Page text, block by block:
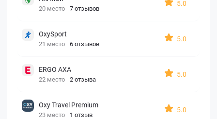
20 место 7 отзывов
5.0
OxySport
21 место 6 отзывов
5.0
ERGO AXA
22 место 2 отзыва
5.0
Oxy Travel Premium
23 место 1 отзыв
5.0